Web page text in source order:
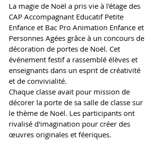
La magie de Noël a pris vie à l'étage des
CAP Accompagnant Educatif Petite
Enfance et Bac Pro Animation Enfance et
Personnes Agées grâce à un concours de
décoration de portes de Noël. Cet
événement festif a rassemblé élèves et
enseignants dans un esprit de créativité
et de convivialité.
Chaque classe avait pour mission de
décorer la porte de sa salle de classe sur
le thème de Noël. Les participants ont
rivalisé d'imagination pour créer des
œuvres originales et féeriques.